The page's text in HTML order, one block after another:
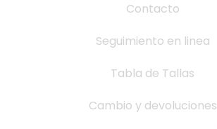
Contacto
Seguimiento en linea
Tabla de Tallas
Cambio y devoluciones